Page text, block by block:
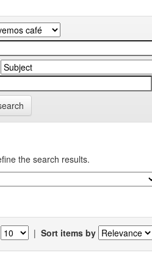
the search results.
| Sort items by